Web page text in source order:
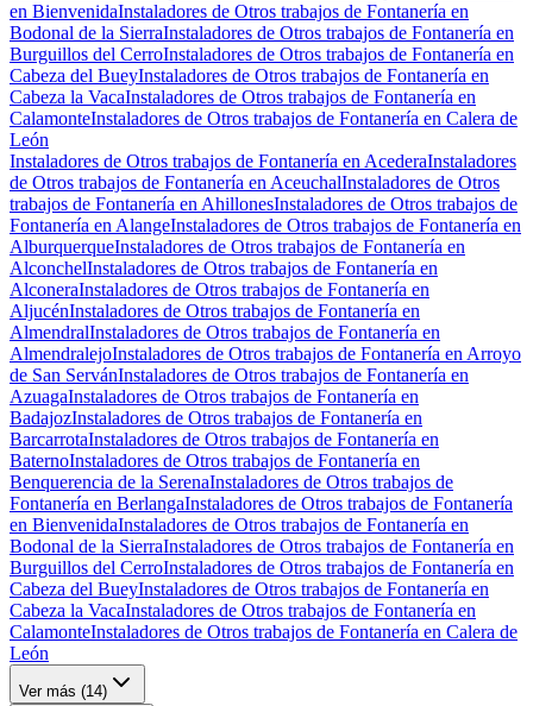
en BienvenidaInstaladores de Otros trabajos de Fontanería en
Bodonal de la SierraInstaladores de Otros trabajos de Fontanería en
Burguillos del CerroInstaladores de Otros trabajos de Fontanería en
Cabeza del BueyInstaladores de Otros trabajos de Fontanería en
Cabeza la VacaInstaladores de Otros trabajos de Fontanería en
CalamonteInstaladores de Otros trabajos de Fontanería en Calera de
León
Instaladores de Otros trabajos de Fontanería en AcederaInstaladores
de Otros trabajos de Fontanería en AceuchalInstaladores de Otros
trabajos de Fontanería en AhillonesInstaladores de Otros trabajos de
Fontanería en AlangeInstaladores de Otros trabajos de Fontanería en
AlburquerqueInstaladores de Otros trabajos de Fontanería en
AlconchelInstaladores de Otros trabajos de Fontanería en
AlconeraInstaladores de Otros trabajos de Fontanería en
AljucénInstaladores de Otros trabajos de Fontanería en
AlmendralInstaladores de Otros trabajos de Fontanería en
AlmendralejoInstaladores de Otros trabajos de Fontanería en Arroyo
de San ServánInstaladores de Otros trabajos de Fontanería en
AzuagaInstaladores de Otros trabajos de Fontanería en
BadajozInstaladores de Otros trabajos de Fontanería en
BarcarrotaInstaladores de Otros trabajos de Fontanería en
BaternoInstaladores de Otros trabajos de Fontanería en
Benquerencia de la SerenaInstaladores de Otros trabajos de
Fontanería en BerlangaInstaladores de Otros trabajos de Fontanería
en BienvenidaInstaladores de Otros trabajos de Fontanería en
Bodonal de la SierraInstaladores de Otros trabajos de Fontanería en
Burguillos del CerroInstaladores de Otros trabajos de Fontanería en
Cabeza del BueyInstaladores de Otros trabajos de Fontanería en
Cabeza la VacaInstaladores de Otros trabajos de Fontanería en
CalamonteInstaladores de Otros trabajos de Fontanería en Calera de
León
Ver más (14)